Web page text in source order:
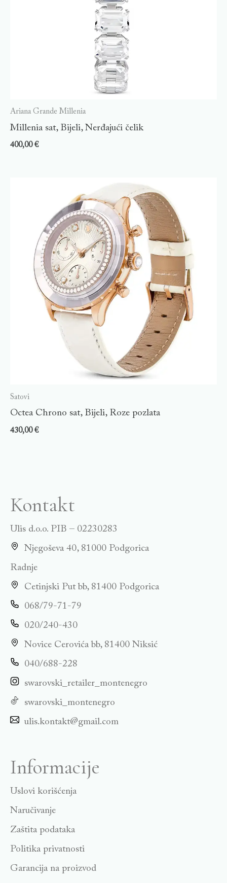
Ariana Grande Millenia
Millenia sat, Bijeli, Nerđajući čelik
400,00€
Satovi
Octea Chrono sat, Bijeli, Roze pozlata
430,00€
Kontakt
Ulis d.o.o. PIB – 02230283
Njegoševa 40, 81000 Podgorica
Radnje
Cetinjski Put bb, 81400 Podgorica
068/79-71-79
020/240-430
Novice Cerovića bb, 81400 Niksić
040/688-228
swarovski_retailer_montenegro
swarovski_montenegro
ulis.kontakt@gmail.com
Informacije
Uslovi korišćenja
Naručivanje
Zaštita podataka
Politika privatnosti
Garancija na proizvod